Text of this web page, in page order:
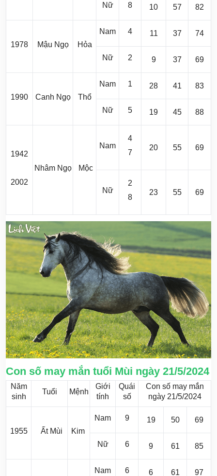
Nữ 8 10 57 82
1978 Mậu Ngọ Hỏa
Nam 4 11 37 74
Nữ 2 9 37 69
1990 Canh Ngọ Thổ
Nam 1 28 41 83
Nữ 5 19 45 88
1942
2002
Nhâm Ngọ Mộc
Nam
4
7
20 55 69
Nữ
2
8
23 55 69
Con số may mắn tuổi Mùi ngày 21/5/2024
Năm
sinh
Tuổi Mệnh
Giới
tính
Quái
số
Con số may mắn
ngày 21/5/2024
1955 Ất Mùi Kim
Nam 9 19 50 69
Nữ 6 9 61 85
Nam 6 6 61 97